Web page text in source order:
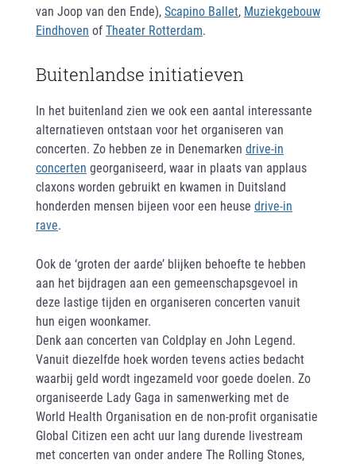
van Joop van den Ende),Scapino Ballet, Muziekgebouw
Eindhoven ofTheater Rotterdam.
Buitenlandse initiatieven
In het buitenland zien we ook een aantal interessante
alternatieven ontstaan voor het organiseren van
concerten. Zo hebben ze in Denemarken drive-in
concerten georganiseerd, waar in plaats van applaus
claxons worden gebruikt en kwamen in Duitsland
honderden mensen bijeen voor een heuse drive-in
rave.
Ook de ‘groten der aarde’ blijken behoefte te hebben
aan het bijdragen aan een gemeenschapsgevoel in
deze lastige tijden en organiseren concerten vanuit
hun eigen woonkamer.
Denk aan concerten van Coldplay en John Legend.
Vanuit diezelfde hoek worden tevens acties bedacht
waarbij geld wordt ingezameld voor goede doelen. Zo
organiseerde Lady Gaga in samenwerking met de
World Health Organisation en de non-profit organisatie
Global Citizen een acht uur lang durende livestream
met concerten van onder andere The Rolling Stones,